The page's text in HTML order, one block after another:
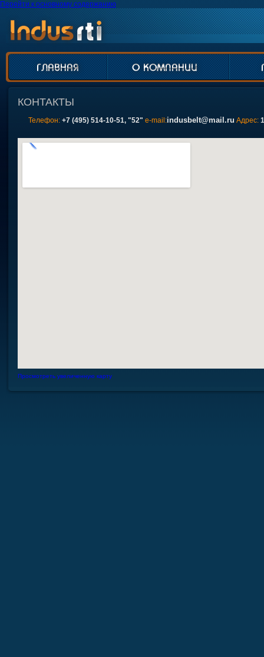
Перейти к основному содержанию
КОНТАКТЫ
Телефон: +7 (495) 514-10-51, "52" e-mail:indusbelt@mail.ru Адрес:
Просмотреть увеличенную карту